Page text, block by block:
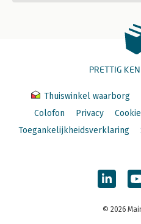
PRETTIG
Thuiswinkel waarborg
Colofon
Privacy
Toegankelijkheidsverklaring
© 2026